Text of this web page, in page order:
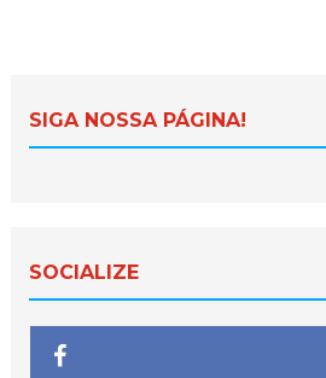
SIGA NOSSA PÁGINA!
SOCIALIZE